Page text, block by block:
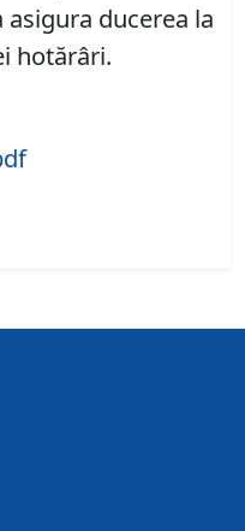
ducerea la
hotărâri.